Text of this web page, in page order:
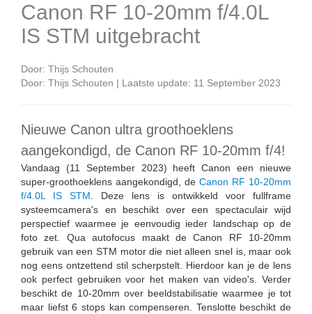
Canon RF 10-20mm f/4.0L
IS STM uitgebracht
Door: Thijs Schouten
Door: Thijs Schouten | Laatste update: 11 September 2023
Nieuwe Canon ultra groothoeklens
aangekondigd, de Canon RF 10-20mm f/4!
Vandaag (11 September 2023) heeft Canon een nieuwe
super-groothoeklens aangekondigd, de Canon RF 10-20mm
f/4.0L IS STM . Deze lens is ontwikkeld voor fullframe
systeemcamera's en beschikt over een spectaculair wijd
perspectief waarmee je eenvoudig ieder landschap op de
foto zet. Qua autofocus maakt de Canon RF 10-20mm
gebruik van een STM motor die niet alleen snel is, maar ook
nog eens ontzettend stil scherpstelt. Hierdoor kan je de lens
ook perfect gebruiken voor het maken van video's. Verder
beschikt de 10-20mm over beeldstabilisatie waarmee je tot
maar liefst 6 stops kan compenseren. Tenslotte beschikt de